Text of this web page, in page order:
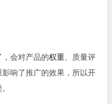
会对产品的权重、质量评
响了推广的效果，所以开